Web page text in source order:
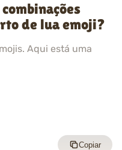
de lua emoji?
Aqui está uma
Copiar